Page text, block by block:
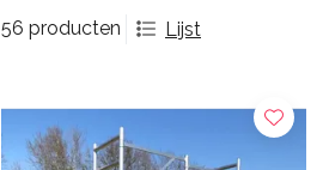
56 producten Lijst